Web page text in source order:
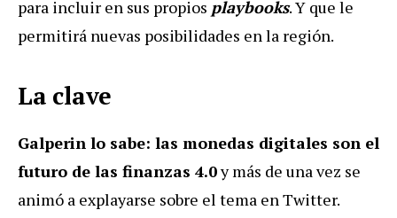
para incluir en sus propios playbooks. Y que le
permitirá nuevas posibilidades en la región.
La clave
Galperin lo sabe: las monedas digitales son el
futuro de las finanzas 4.0y más de una vez se
animó a explayarse sobre el tema en Twitter.